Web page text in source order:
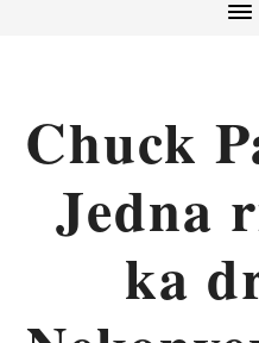
Chuck
Jedna
ka